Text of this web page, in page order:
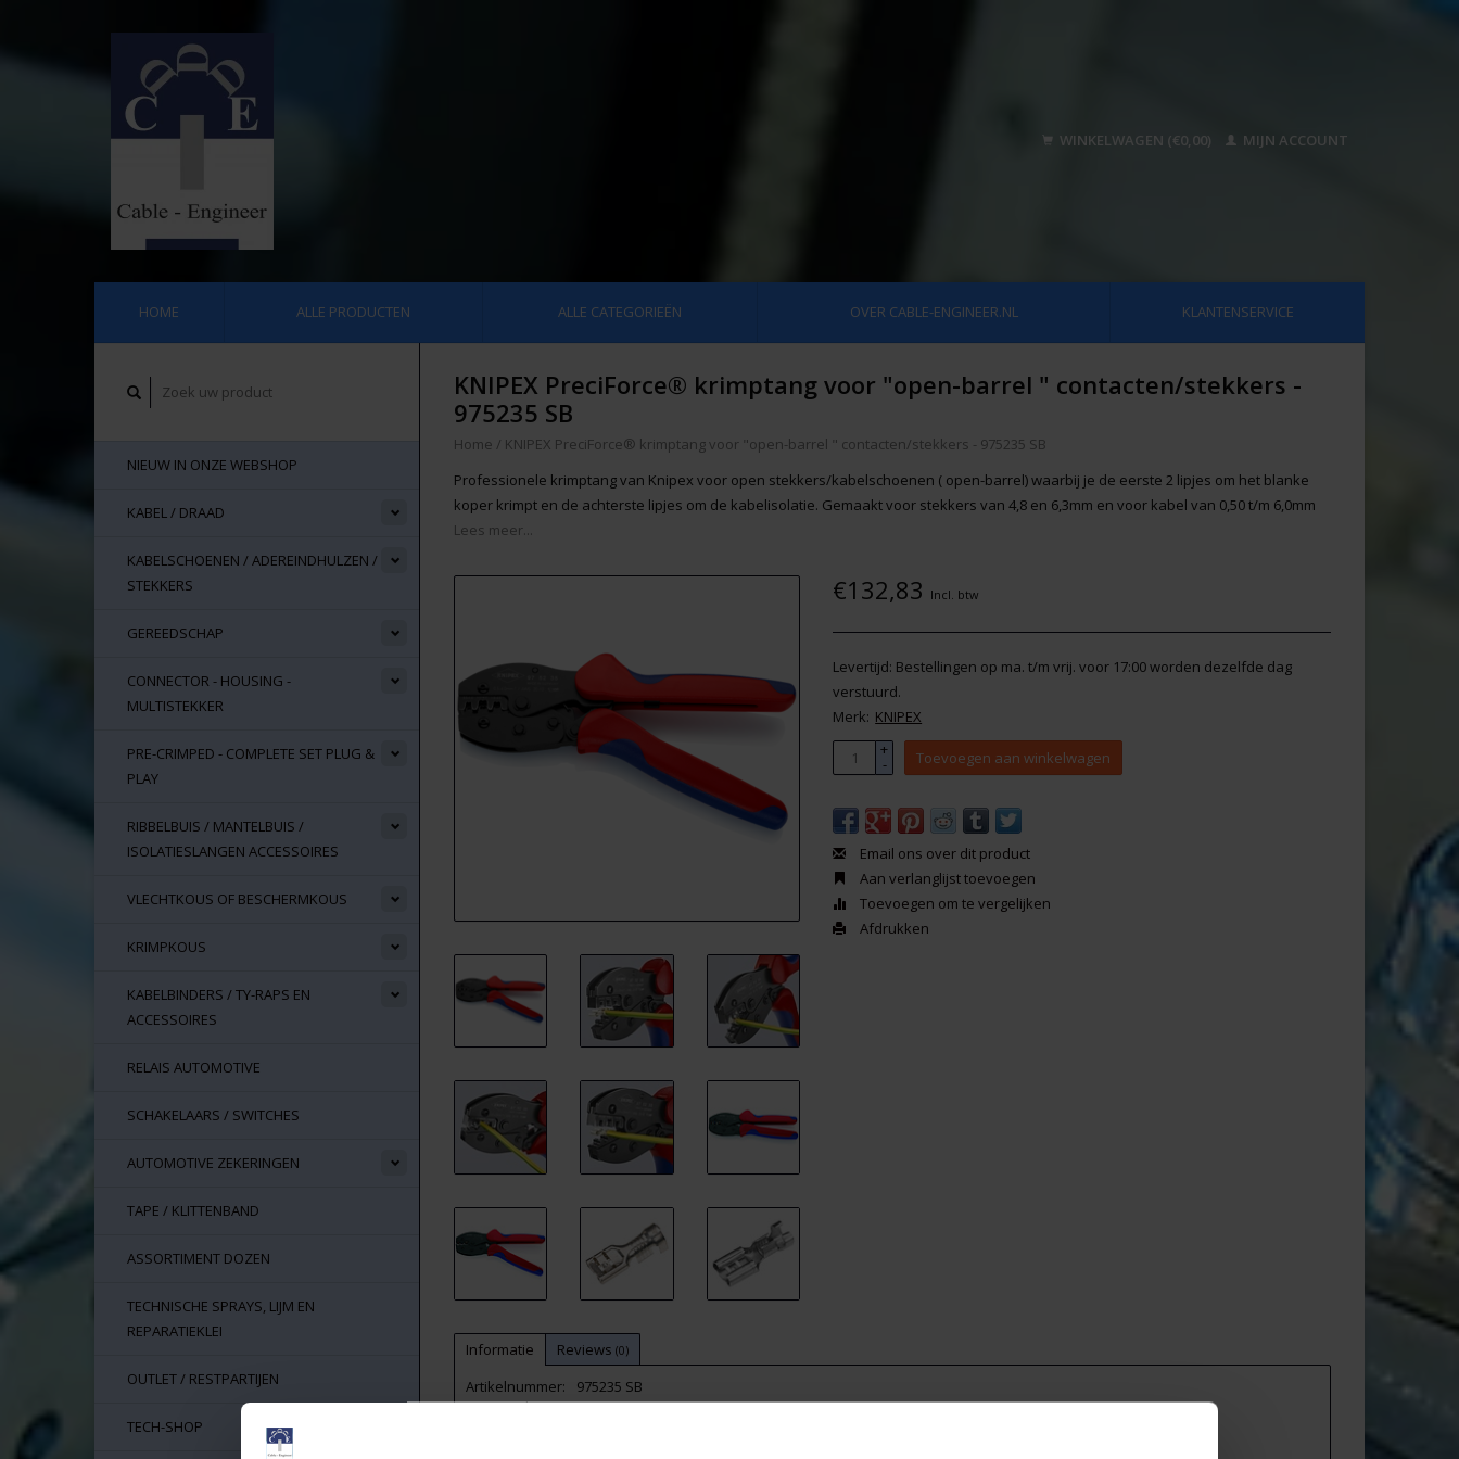
WINKELWAGEN (€0,00) MIJN ACCOUNT
HOME ALLE PRODUCTEN ALLE CATEGORIEËN OVER CABLE-ENGINEER.NL KLANTENSERVICE
NIEUW IN ONZE WEBSHOP
KABEL / DRAAD
KABELSCHOENEN / ADEREINDHULZEN /
STEKKERS
GEREEDSCHAP
CONNECTOR - HOUSING -
MULTISTEKKER
PRE-CRIMPED - COMPLETE SET PLUG &
PLAY
RIBBELBUIS / MANTELBUIS /
ISOLATIESLANGEN ACCESSOIRES
VLECHTKOUS OF BESCHERMKOUS
KRIMPKOUS
KABELBINDERS / TY-RAPS EN
ACCESSOIRES
RELAIS AUTOMOTIVE
SCHAKELAARS / SWITCHES
AUTOMOTIVE ZEKERINGEN
TAPE / KLITTENBAND
ASSORTIMENT DOZEN
TECHNISCHE SPRAYS, LIJM EN
REPARATIEKLEI
OUTLET / RESTPARTIJEN
TECH-SHOP
KNIPEX PreciForce® krimptang voor "open-barrel " contacten/stekkers -
975235 SB
Home / KNIPEX PreciForce® krimptang voor "open-barrel " contacten/stekkers - 975235 SB
Professionele krimptang van Knipex voor open stekkers/kabelschoenen ( open-barrel) waarbij je de eerste 2 lipjes om het blanke
koper krimpt en de achterste lipjes om de kabelisolatie. Gemaakt voor stekkers van 4,8 en 6,3mm en voor kabel van 0,50 t/m 6,0mm
Lees meer...
€132,83 Incl. btw
Levertijd: Bestellingen op ma. t/m vrij. voor 17:00 worden dezelfde dag
verstuurd.
Merk: KNIPEX
+
- Toevoegen aan winkelwagen
Email ons over dit product
Aan verlanglijst toevoegen
Toevoegen om te vergelijken
Afdrukken
Informatie Reviews (0)
Artikelnummer:
975235 SB
Voorraad:
4